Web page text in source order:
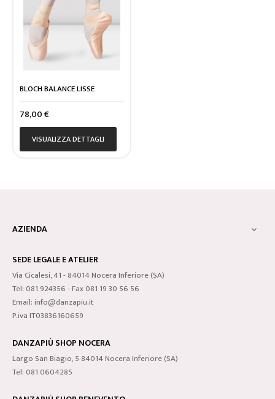
BLOCH BALANCE LISSE
Prezzo
78,00 €
VISUALIZZA DETTAGLI
AZIENDA 
SEDE LEGALE E ATELIER
Via Cicalesi, 41 - 84014 Nocera Inferiore (SA)
Tel: 081 924356 - Fax 081 19 30 56 56
Email: info@danzapiu.it
P.iva IT03836160659
DANZAPIÙ SHOP NOCERA
Largo San Biagio, 5 84014 Nocera Inferiore (SA)
Tel: 081 0604285